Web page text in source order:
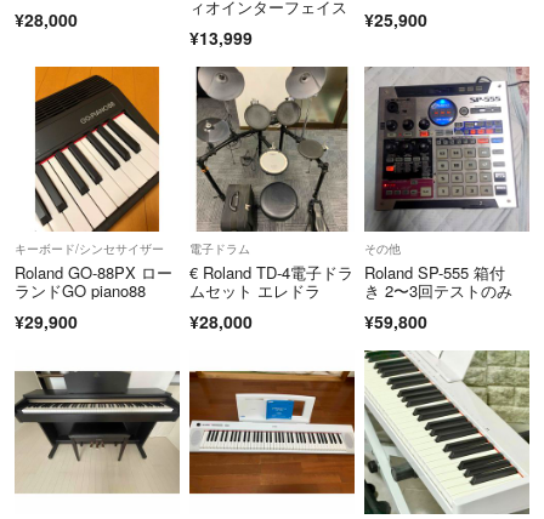
¥28,000
ィオインターフェイス
¥13,999
¥25,900
キーボード/シンセサイザー
Roland GO-88PX ロー
ランドGO piano88
¥29,900
電子ドラム
€ Roland TD-4電子ドラ
ムセット エレドラ
¥28,000
その他
Roland SP-555 箱付
き 2〜3回テストのみ
¥59,800